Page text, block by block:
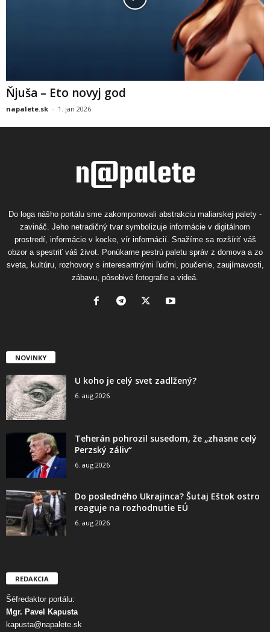
Ňjuša – Eto novyj god
napalete.sk - 1. jan 2026
Do loga nášho portálu sme zakomponovali abstrakciu maliarskej palety -
zavináč. Jeho netradičný tvar symbolizuje informácie v digitálnom
prostredí, informácie v kocke, vír informácií. Snažíme sa rozšíriť váš
obzor a spestriť váš život. Ponúkame pestrú paletu správ z domova a zo
sveta, kultúru, rozhovory s interesantnými ľuďmi, poučenie, zaujímavosti,
zábavu, pôsobivé fotografie a videá.
NOVINKY
U koho je celý svet zadlžený?
6. aug 2026
Teherán pohrozil susedom, že „zhasne celý
Perzský záliv“
6. aug 2026
Do posledného Ukrajinca? Šutaj Eštok ostro
reaguje na rozhodnutie EÚ
6. aug 2026
REDAKCIA
Šéfredaktor portálu:
Mgr. Pavel Kapusta
kapusta@napalete.sk